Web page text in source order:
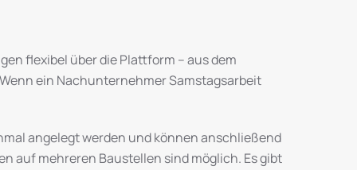
flexibel über die Plattform – aus dem
ein Nachunternehmer Samstagsarbeit
angelegt werden und können anschließend
auf mehreren Baustellen sind möglich. Es gibt